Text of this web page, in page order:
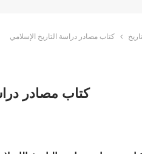
كتاب مصادر دراسة التاريخ الإسلامي
كتاب مصادر